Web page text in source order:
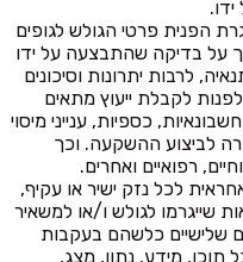
הפנית פרטי הגולש לגופים
על בדיקה שהתבצעה על ידו
לרבות יתרונות וסיכונים
לקבלת ייעוץ מתאים
כספיות, ענייני מיסוי
לביצוע ההשקעה. וכך
רפואיים ואחרים.
לכל נזק ישיר או עקיף,
שייגרמו לגולש ו/או למשאיר
שלישיים כלשהם בעקבות
תוכן, מידע, נתון, מצג,